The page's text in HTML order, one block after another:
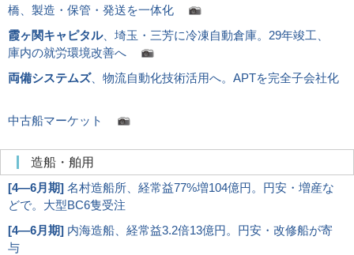
橋、製造・保管・発送を一体化
霞ヶ関キャピタル、埼玉・三芳に冷凍自動倉庫。29年竣工、
庫内の就労環境改善へ
両備システムズ、物流自動化技術活用へ。APTを完全子会社化
中古船マーケット
造船・舶用
[4―6月期] 名村造船所、経常益77%増104億円。円安・増産な
どで。大型BC6隻受注
[4―6月期] 内海造船、経常益3.2倍13億円。円安・改修船が寄
与